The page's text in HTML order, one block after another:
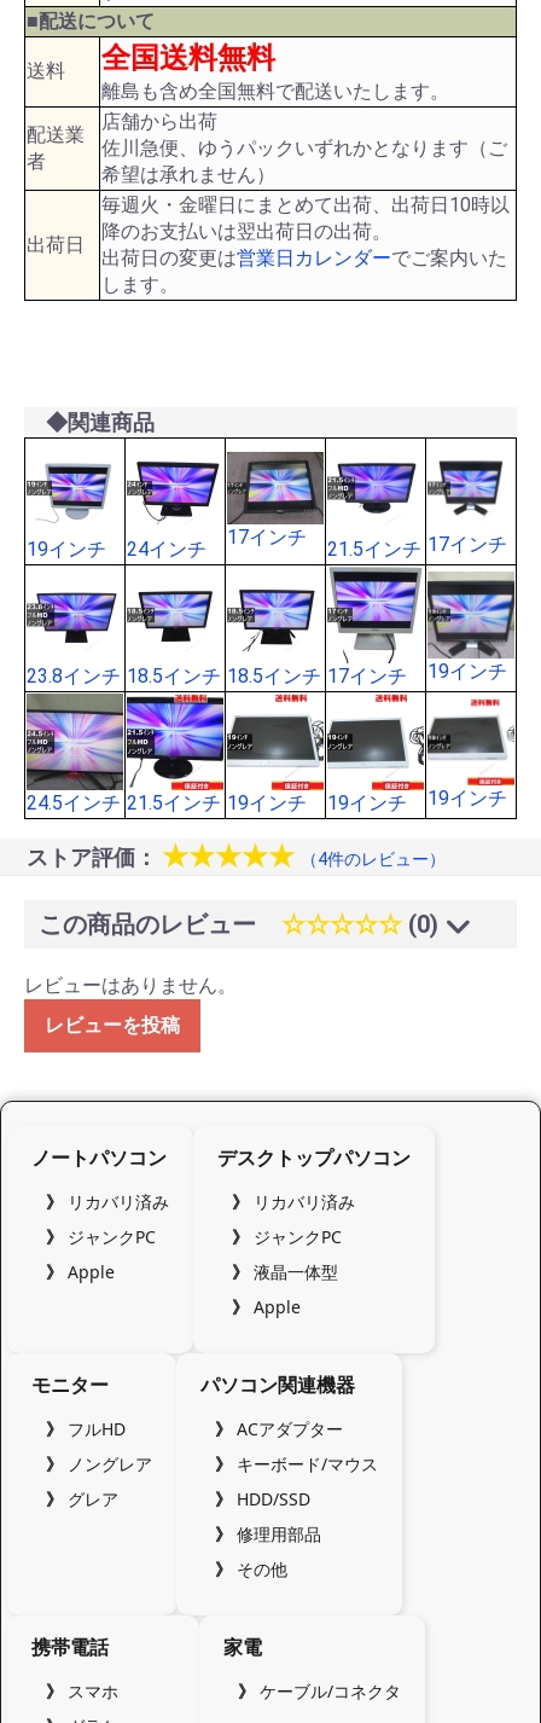
■配送について
送料 全国送料無料
離島も含め全国無料で配送いたします。
配送業
者
店舗から出荷
佐川急便、ゆうパックいずれかとなります（ご
希望は承れません）
出荷日
毎週火・金曜日にまとめて出荷、出荷日10時以
降のお支払いは翌出荷日の出荷。
出荷日の変更は営業日カレンダーでご案内いた
します。
◆関連商品
19インチ 24インチ
17インチ
21.5インチ 17インチ
23.8インチ 18.5インチ 18.5インチ 17インチ 19インチ
24.5インチ 21.5インチ 19インチ 19インチ 19インチ
ストア評価： ★★★★★ （4件のレビュー）
この商品のレビュー ☆☆☆☆☆ (0)
レビューはありません。
レビューを投稿
ノートパソコン
リカバリ済み
ジャンクPC
Apple
デスクトップパソコン
リカバリ済み
ジャンクPC
液晶一体型
Apple
モニター
フルHD
ノングレア
グレア
パソコン関連機器
ACアダプター
キーボード/マウス
HDD/SSD
修理用部品
その他
携帯電話
スマホ
家電
ケーブル/コネクタ